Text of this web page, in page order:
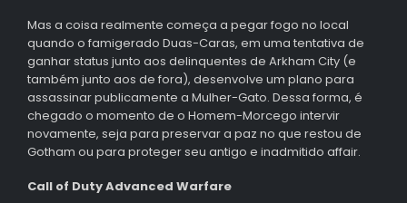
Mas a coisa realmente começa a pegar fogo no local
quando o famigerado Duas-Caras, em uma tentativa de
ganhar status junto aos delinquentes de Arkham City (e
também junto aos de fora), desenvolve um plano para
assassinar publicamente a Mulher-Gato. Dessa forma, é
chegado o momento de o Homem-Morcego intervir
novamente, seja para preservar a paz no que restou de
Gotham ou para proteger seu antigo e inadmitido affair.
Call of Duty Advanced Warfare